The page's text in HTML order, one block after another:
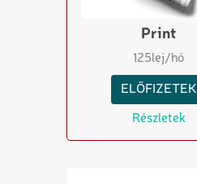
Print
125lej/hó
ELŐFIZETEK
Részletek